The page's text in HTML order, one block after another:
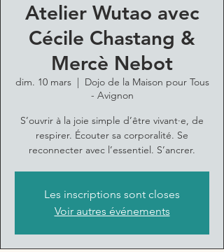
Atelier Wutao avec
Cécile Chastang &
Mercè Nebot
dim. 10 mars
  |
Dojo de la Maison pour Tous
- Avignon
S’ouvrir à la joie simple d’être vivant·e, de
respirer. Écouter sa corporalité. Se
reconnecter avec l’essentiel. S’ancrer.
Les inscriptions sont closes
Voir autres événements